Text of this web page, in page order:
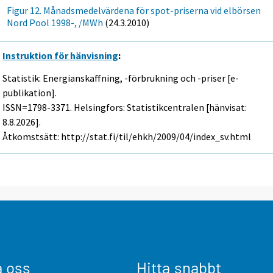
Figur 12. Månadsmedelvärdena för spot-priserna vid elbörsen
Nord Pool 1998-, /MWh (24.3.2010)
Instruktion för hänvisning:
Statistik: Energianskaffning, -förbrukning och -priser [e-
publikation].
ISSN=1798-3371. Helsingfors: Statistikcentralen [hänvisat:
8.8.2026].
Åtkomstsätt: http://stat.fi/til/ehkh/2009/04/index_sv.html
oss Hitta snabbt